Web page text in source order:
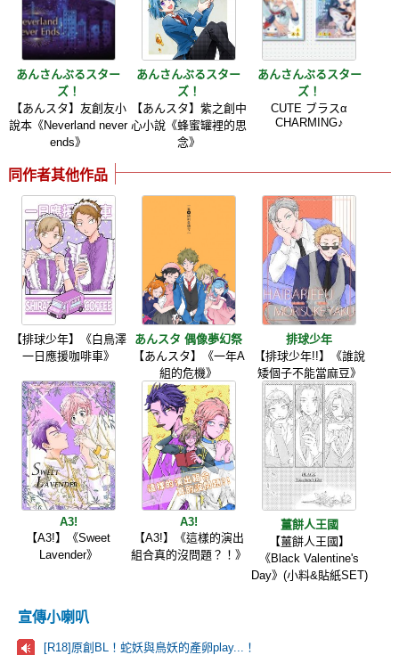
あんさんぶるスター
ズ！
【あんスタ】友創友小
說本《Neverland never
ends》
あんさんぶるスター
ズ！
【あんスタ】紫之創中
心小說《蜂蜜罐裡的思
念》
あんさんぶるスター
ズ！
CUTE ブラスα
CHARMING♪
同作者其他作品
【排球少年】《白鳥澤
一日應援咖啡車》
あんスタ 偶像夢幻祭
【あんスタ】《一年A
組的危機》
排球少年
【排球少年!!】《誰說
矮個子不能當麻豆》
A3!
【A3!】《Sweet
Lavender》
A3!
【A3!】《這樣的演出
組合真的沒問題？！》
薑餅人王國
【薑餅人王國】
《Black Valentine's
Day》(小料&貼紙SET)
宣傳小喇叭
[R18]原創BL！蛇妖與鳥妖的產卵play...！